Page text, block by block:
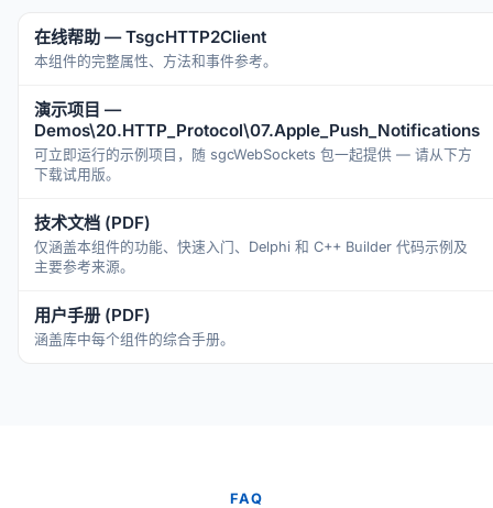
在线帮助 — TsgcHTTP2Client
本组件的完整属性、方法和事件参考。
演示项目 —
Demos\20.HTTP_Protocol\07.Apple_Push_Notifications
可立即运行的示例项目，随 sgcWebSockets 包一起提供 — 请从下方
下载试用版。
技术文档 (PDF)
仅涵盖本组件的功能、快速入门、Delphi 和 C++ Builder 代码示例及
主要参考来源。
用户手册 (PDF)
涵盖库中每个组件的综合手册。
FAQ